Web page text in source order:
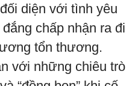
diện với tình yêu
chấp nhận ra đi
tổn thương.
với những chiêu trò